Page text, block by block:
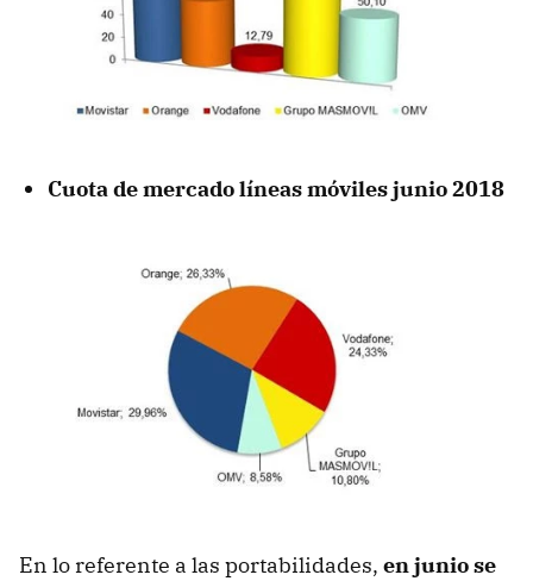
Cuota de mercado líneas móviles junio 2018
En lo referente a las portabilidades, en junio se